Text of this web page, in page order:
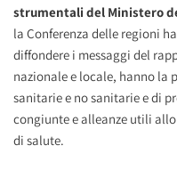
strumentali del Ministero
la Conferenza delle regioni
diffondere i messaggi del
nazionale e locale, hanno
sanitarie e no sanitarie e di
congiunte e alleanze utili
di salute.